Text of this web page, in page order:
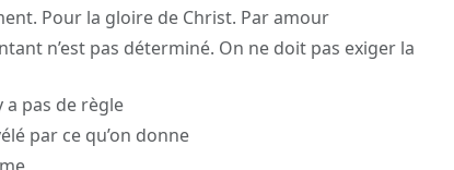
Pour la gloire de Christ. Par amour
n’est pas déterminé. On ne doit pas exiger la
a pas de règle
par ce qu’on donne